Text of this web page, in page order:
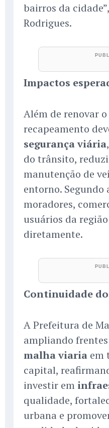
bairros da
Rodrigues.
Impactos
Além de renovar
recapeamento
segurança viária
do trânsito,
manutenção de
entorno.
moradores,
usuários da
diretamente.
Continuidade
A Prefeitura de
ampliando
malha viaria em
capital,
investir em
qualidade,
urbana e